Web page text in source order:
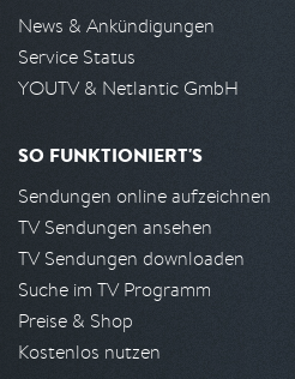
News & Ankündigungen
Service Status
YOUTV & Netlantic GmbH
SO FUNKTIONIERT'S
Sendungen online aufzeichnen
TV Sendungen ansehen
TV Sendungen downloaden
Suche im TV Programm
Preise & Shop
Kostenlos nutzen